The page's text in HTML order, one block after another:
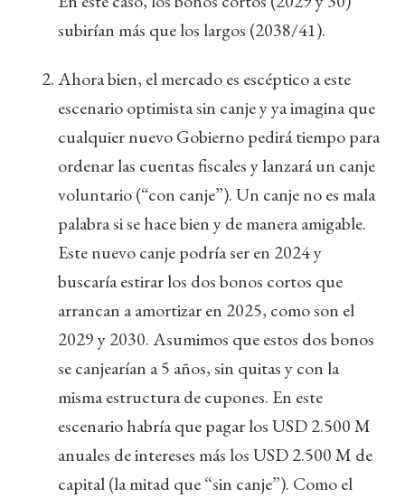
subirían más que los largos (2038/41).
Ahora bien, el mercado es escéptico a este
escenario optimista sin canje y ya imagina que
cualquier nuevo Gobierno pedirá tiempo para
ordenar las cuentas fiscales y lanzará un canje
voluntario (“con canje”). Un canje no es mala
palabra si se hace bien y de manera amigable.
Este nuevo canje podría ser en 2024 y
buscaría estirar los dos bonos cortos que
arrancan a amortizar en 2025, como son el
2029 y 2030. Asumimos que estos dos bonos
se canjearían a 5 años, sin quitas y con la
misma estructura de cupones. En este
escenario habría que pagar los USD 2.500 M
anuales de intereses más los USD 2.500 M de
capital (la mitad que “sin canje”). Como el